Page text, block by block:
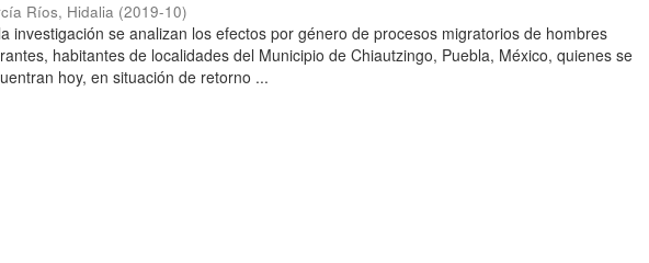
Ríos, Hidalia (2019-10)
investigación se analizan los efectos por género de procesos migratorios de hombres
habitantes de localidades del Municipio de Chiautzingo, Puebla, México, quienes se
hoy, en situación de retorno ...